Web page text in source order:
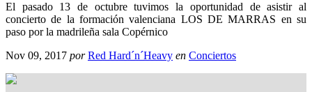
El pasado 13 de octubre tuvimos la oportunidad de asistir al
concierto de la formación valenciana LOS DE MARRAS en su
paso por la madrileña sala Copérnico
Nov 09, 2017 por Red Hard´n´Heavy en Conciertos